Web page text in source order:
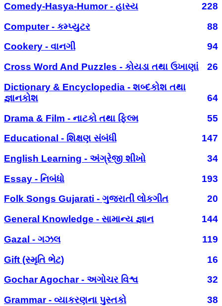
Comedy-Hasya-Humor - હાસ્ય
228
Computer - કમ્પ્યુટર
88
Cookery - વાનગી
94
Cross Word And Puzzles - કોયડા તથા ઉખાણાં
26
Dictionary & Encyclopedia - શબ્દકોશ તથા
જ્ઞાનકોશ
64
Drama & Film - નાટકો તથા ફિલ્મ
55
Educational - શિક્ષણ સંબંધી
147
English Learning - અંગ્રેજી શીખો
34
Essay - નિબંધો
193
Folk Songs Gujarati - ગુજરાતી લોકગીત
20
General Knowledge - સામાન્ય જ્ઞાન
144
Gazal - ગઝલ
119
Gift (સ્મૃતિ ભેટ)
16
Gochar Agochar - અગોચર વિશ્વ
32
Grammar - વ્યાકરણના પુસ્તકો
38